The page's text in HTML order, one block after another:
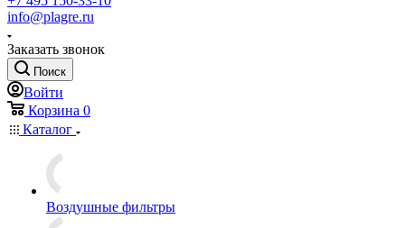
info@plagre.ru
Заказать звонок
Поиск
Войти
Корзина 0
Каталог
Воздушные фильтры